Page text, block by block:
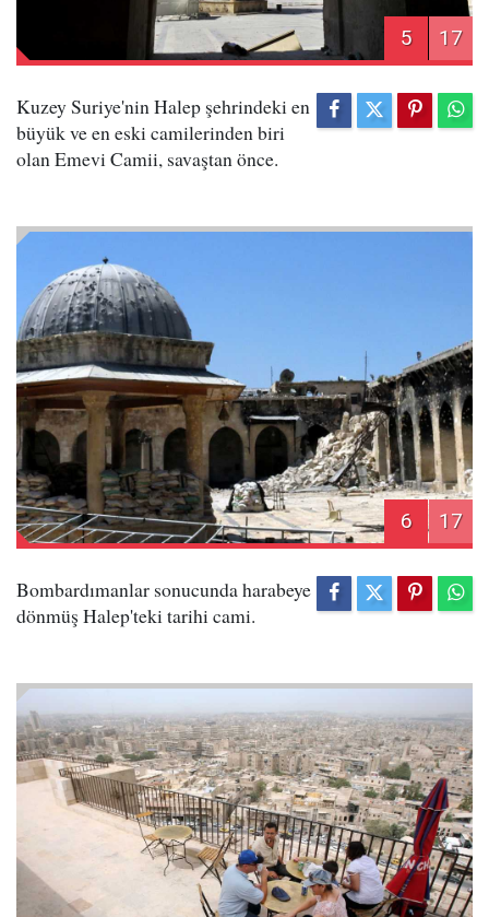
5 17
Kuzey Suriye'nin Halep şehrindeki en
büyük ve en eski camilerinden biri
olan Emevi Camii, savaştan önce.
6 17
Bombardımanlar sonucunda harabeye
dönmüş Halep'teki tarihi cami.